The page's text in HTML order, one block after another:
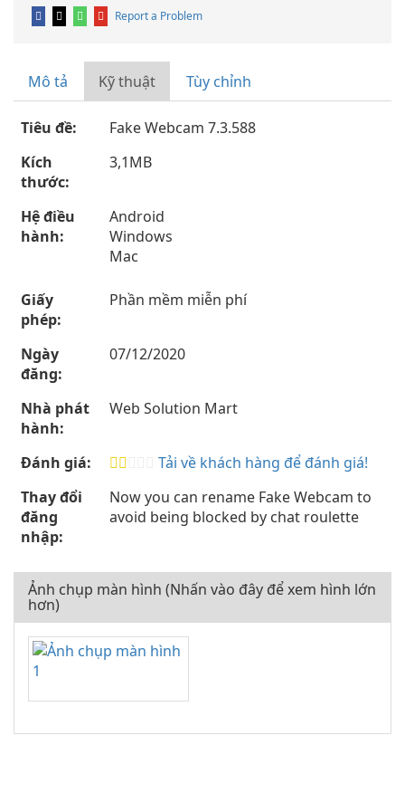
Report a Problem
Mô tả Kỹ thuật Tùy chỉnh
Tiêu đề:
Fake Webcam 7.3.588
Kích
thước:
3,1MB
Hệ điều
hành:
Android
Windows
Mac
Giấy
phép:
Phần mềm miễn phí
Ngày
đăng:
07/12/2020
Nhà phát
hành:
Web Solution Mart
Đánh giá:
Tải về khách hàng để đánh giá!
Thay đổi
đăng
nhập:
Now you can rename Fake Webcam to
avoid being blocked by chat roulette
Ảnh chụp màn hình (Nhấn vào đây để xem hình lớn
hơn)